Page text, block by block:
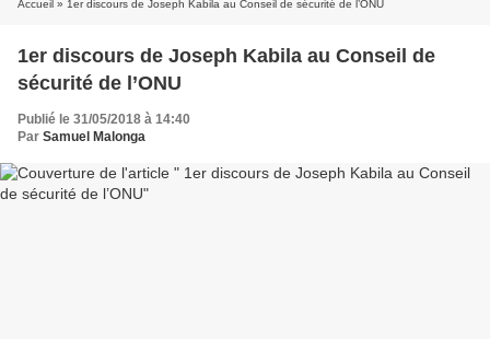
Accueil » 1er discours de Joseph Kabila au Conseil de sécurité de l’ONU
1er discours de Joseph Kabila au Conseil de
sécurité de l’ONU
Publié le 31/05/2018 à 14:40
Par Samuel Malonga